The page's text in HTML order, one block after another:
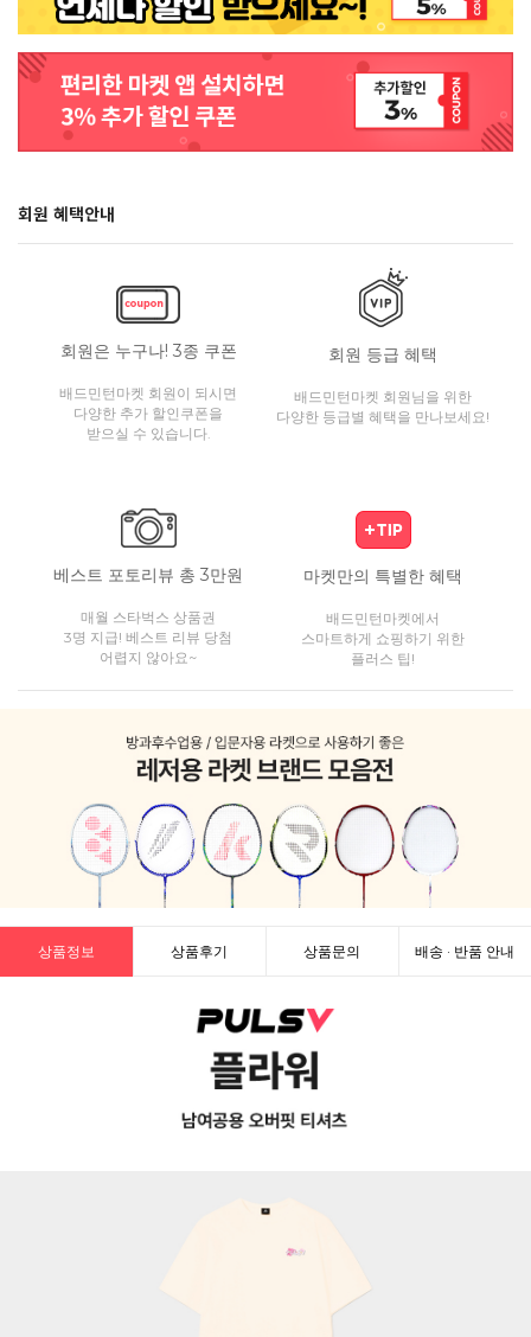
회원 혜택안내
회원은 누구나! 3종 쿠폰
배드민턴마켓 회원이 되시면
다양한 추가 할인쿠폰을
받으실 수 있습니다.
회원 등급 혜택
배드민턴마켓 회원님을 위한
다양한 등급별 혜택을 만나보세요!
베스트 포토리뷰 총 3만원
매월 스타벅스 상품권
3명 지급! 베스트 리뷰 당첨
어렵지 않아요~
마켓만의 특별한 혜택
배드민턴마켓에서
스마트하게 쇼핑하기 위한
플러스 팁!
상품정보 상품후기 상품문의 배송 · 반품 안내